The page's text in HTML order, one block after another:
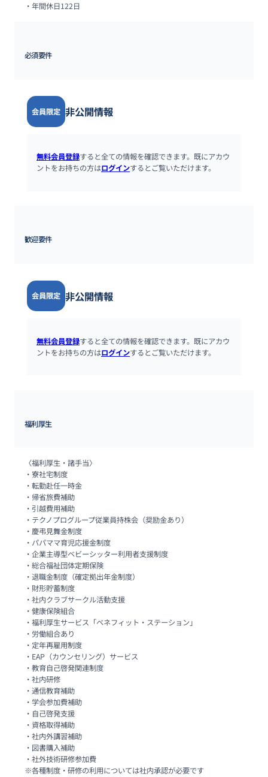
・年間休日122日
必須要件
会員限定 非公開情報
無料会員登録すると全ての情報を確認できます。既にアカウ
ントをお持ちの方はログインするとご覧いただけます。
歓迎要件
会員限定 非公開情報
無料会員登録すると全ての情報を確認できます。既にアカウ
ントをお持ちの方はログインするとご覧いただけます。
福利厚生
〈福利厚生・諸手当〉
・寮社宅制度
・転勤赴任一時金
・帰省旅費補助
・引越費用補助
・テクノプログループ従業員持株会（奨励金あり）
・慶弔見舞金制度
・パパママ育児応援金制度
・企業主導型ベビーシッター利用者支援制度
・総合福祉団体定期保険
・退職金制度（確定拠出年金制度）
・財形貯蓄制度
・社内クラブサークル活動支援
・健康保険組合
・福利厚生サービス「ベネフィット・ステーション」
・労働組合あり
・定年再雇用制度
・EAP（カウンセリング）サービス
・教育自己啓発関連制度
・社内研修
・通信教育補助
・学会参加費補助
・自己啓発支援
・資格取得補助
・社内外講習補助
・図書購入補助
・社外技術研修参加費
※各種制度・研修の利用については社内承認が必要です